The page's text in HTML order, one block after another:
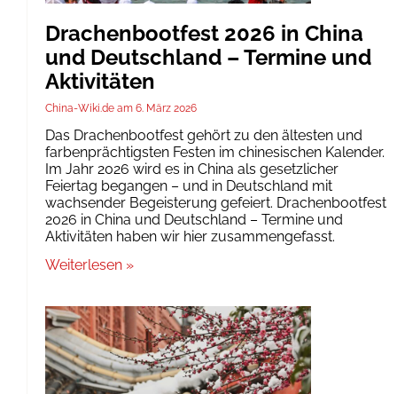
Drachenbootfest 2026 in China
und Deutschland – Termine und
Aktivitäten
China-Wiki.de 6. März 2026
Das Drachenbootfest gehört zu den ältesten und
farbenprächtigsten Festen im chinesischen Kalender.
Im Jahr 2026 wird es in China als gesetzlicher
Feiertag begangen – und in Deutschland mit
wachsender Begeisterung gefeiert. Drachenbootfest
2026 in China und Deutschland – Termine und
Aktivitäten haben wir hier zusammengefasst.
Weiterlesen »